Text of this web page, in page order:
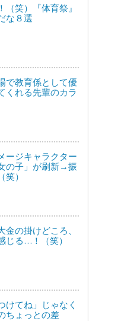
笑）『体育祭』
な８選
で教育係として優
くれる先輩のカラ
ージキャラクター
の子」が刷新→振
）
の掛けどころ、
じる…！（笑）
けてね」じゃなく
ちょっとの差